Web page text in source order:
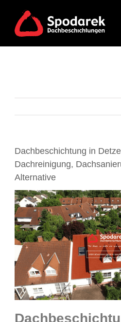
content
Dachbeschichtung in
Dachreinigung,
Alternative